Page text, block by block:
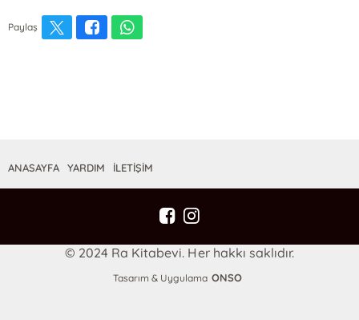
Paylaş
ANASAYFA YARDIM İLETİŞİM
© 2024 Ra Kitabevi. Her hakkı saklıdır.
Tasarım & Uygulama ONSO